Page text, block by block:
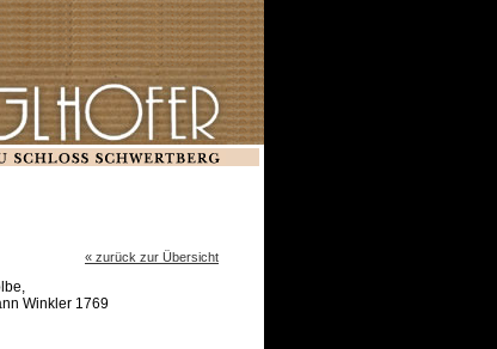
« zurück zur Übersicht
Winkler 1769